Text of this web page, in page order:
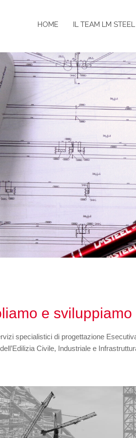
HOME IL TEAM LM STEEL
e
specialistici di progettazione
Civile, Industriale e